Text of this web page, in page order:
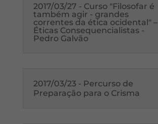
2017/03/27 - Curso "Filosofar é
também agir - grandes
correntes da ética ocidental" –
Éticas Consequencialistas -
Pedro Galvão
2017/03/23 - Percurso de
Preparação para o Crisma